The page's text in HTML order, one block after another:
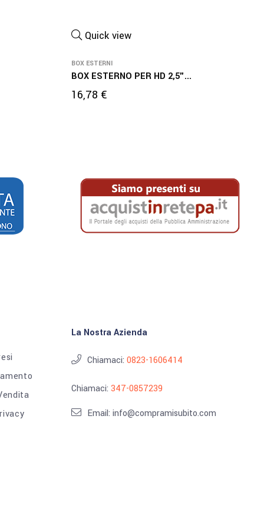
Quick view
BOX ESTERNI
BOX ESTERNO PER HD 2,5"...
Prezzo
16,78 €
La Nostra Azienda
Chiamaci: 0823-1606414
Chiamaci: 347-0857239
Email: info@compramisubito.com